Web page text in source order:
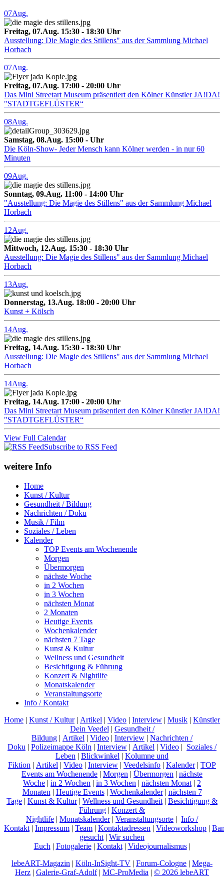
07Aug.
Freitag, 07.Aug. 15:30 - 18:30 Uhr
Ausstellung: Die Magie des Stillens" aus der Sammlung Michael
Horbach
07Aug.
Freitag, 07.Aug. 17:00 - 20:00 Uhr
Das Mini Streetart Museum präsentiert den Kölner Künstler JA!DA!
"STADTGEFLÜSTER“
08Aug.
Samstag, 08.Aug. 15:00 - Uhr
Die Köln-Show- Jeder Mensch kann Kölner werden - in nur 60
Minuten
09Aug.
Sonntag, 09.Aug. 11:00 - 14:00 Uhr
"Ausstellung: Die Magie des Stillens" aus der Sammlung Michael
Horbach
12Aug.
Mittwoch, 12.Aug. 15:30 - 18:30 Uhr
Ausstellung: Die Magie des Stillens" aus der Sammlung Michael
Horbach
13Aug.
Donnerstag, 13.Aug. 18:00 - 20:00 Uhr
Kunst + Kölsch
14Aug.
Freitag, 14.Aug. 15:30 - 18:30 Uhr
Ausstellung: Die Magie des Stillens" aus der Sammlung Michael
Horbach
14Aug.
Freitag, 14.Aug. 17:00 - 20:00 Uhr
Das Mini Streetart Museum präsentiert den Kölner Künstler JA!DA!
"STADTGEFLÜSTER“
View Full Calendar
Subscribe to RSS Feed
weitere Info
Home
Kunst / Kultur
Gesundheit / Bildung
Nachrichten / Doku
Musik / Film
Soziales / Leben
Kalender
TOP Events am Wochenende
Morgen
Übermorgen
nächste Woche
in 2 Wochen
in 3 Wochen
nächsten Monat
2 Monaten
Heutige Events
Wochenkalender
nächsten 7 Tage
Kunst & Kultur
Wellness und Gesundheit
Besichtigung & Führung
Konzert & Nightlife
Monatskalender
Veranstaltungsorte
Info / Kontakt
Home | Kunst / Kultur| Artikel | Video | Interview | Musik | Künstler
Dein Veedel | Gesundheit /
Bildung | Artikel | Video | Interview | Nachrichten /
Doku | Polizeimappe Köln | Interview | Artikel | Video | Soziales /
Leben | Blickwinkel | Kolumne und
Fiktion | Artikel | Video | Interview | Veedelsinfo | Kalender| TOP
Events am Wochenende | Morgen | Übermorgen | nächste
Woche | in 2 Wochen | in 3 Wochen | nächsten Monat | 2
Monaten | Heutige Events| Wochenkalender| nächsten 7
Tage | Kunst & Kultur| Wellness und Gesundheit | Besichtigung &
Führung | Konzert &
Nightlife | Monatskalender| Veranstaltungsorte | Info /
Kontakt | Impressum | Team | Kontaktadressen | Videoworkshop |
gesucht | Wir suchen
Euch | Fotogalerie| Kontakt| Videojournalismus|
lebeART-Magazin | Köln-InSight-TV | Forum-Cologne | Mega-
Herz | Galerie-Graf-Adolf| MC-ProMedia | © 2026 lebeART